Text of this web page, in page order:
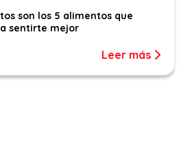
son los 5 alimentos que
sentirte mejor
Leer más